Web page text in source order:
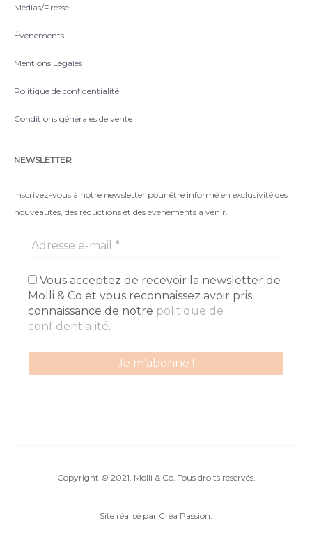
Médias/Presse
Évènements
Mentions Légales
Politique de confidentialité
Conditions générales de vente
NEWSLETTER
Inscrivez-vous à notre newsletter pour être informé en exclusivité des
nouveautés, des réductions et des évènements à venir.
Vous acceptez de recevoir la newsletter de
Molli & Co et vous reconnaissez avoir pris
connaissance de notre politique de
confidentialité.
Copyright © 2021. Molli & Co. Tous droits réservés.
Site réalisé par Créa Passion.